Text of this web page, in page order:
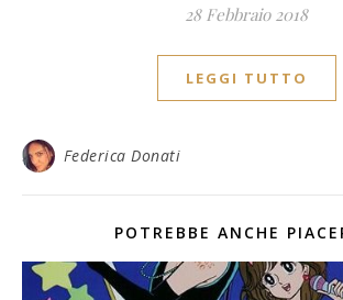
28 Febbraio 2018
LEGGI TUTTO
Federica Donati
POTREBBE ANCHE